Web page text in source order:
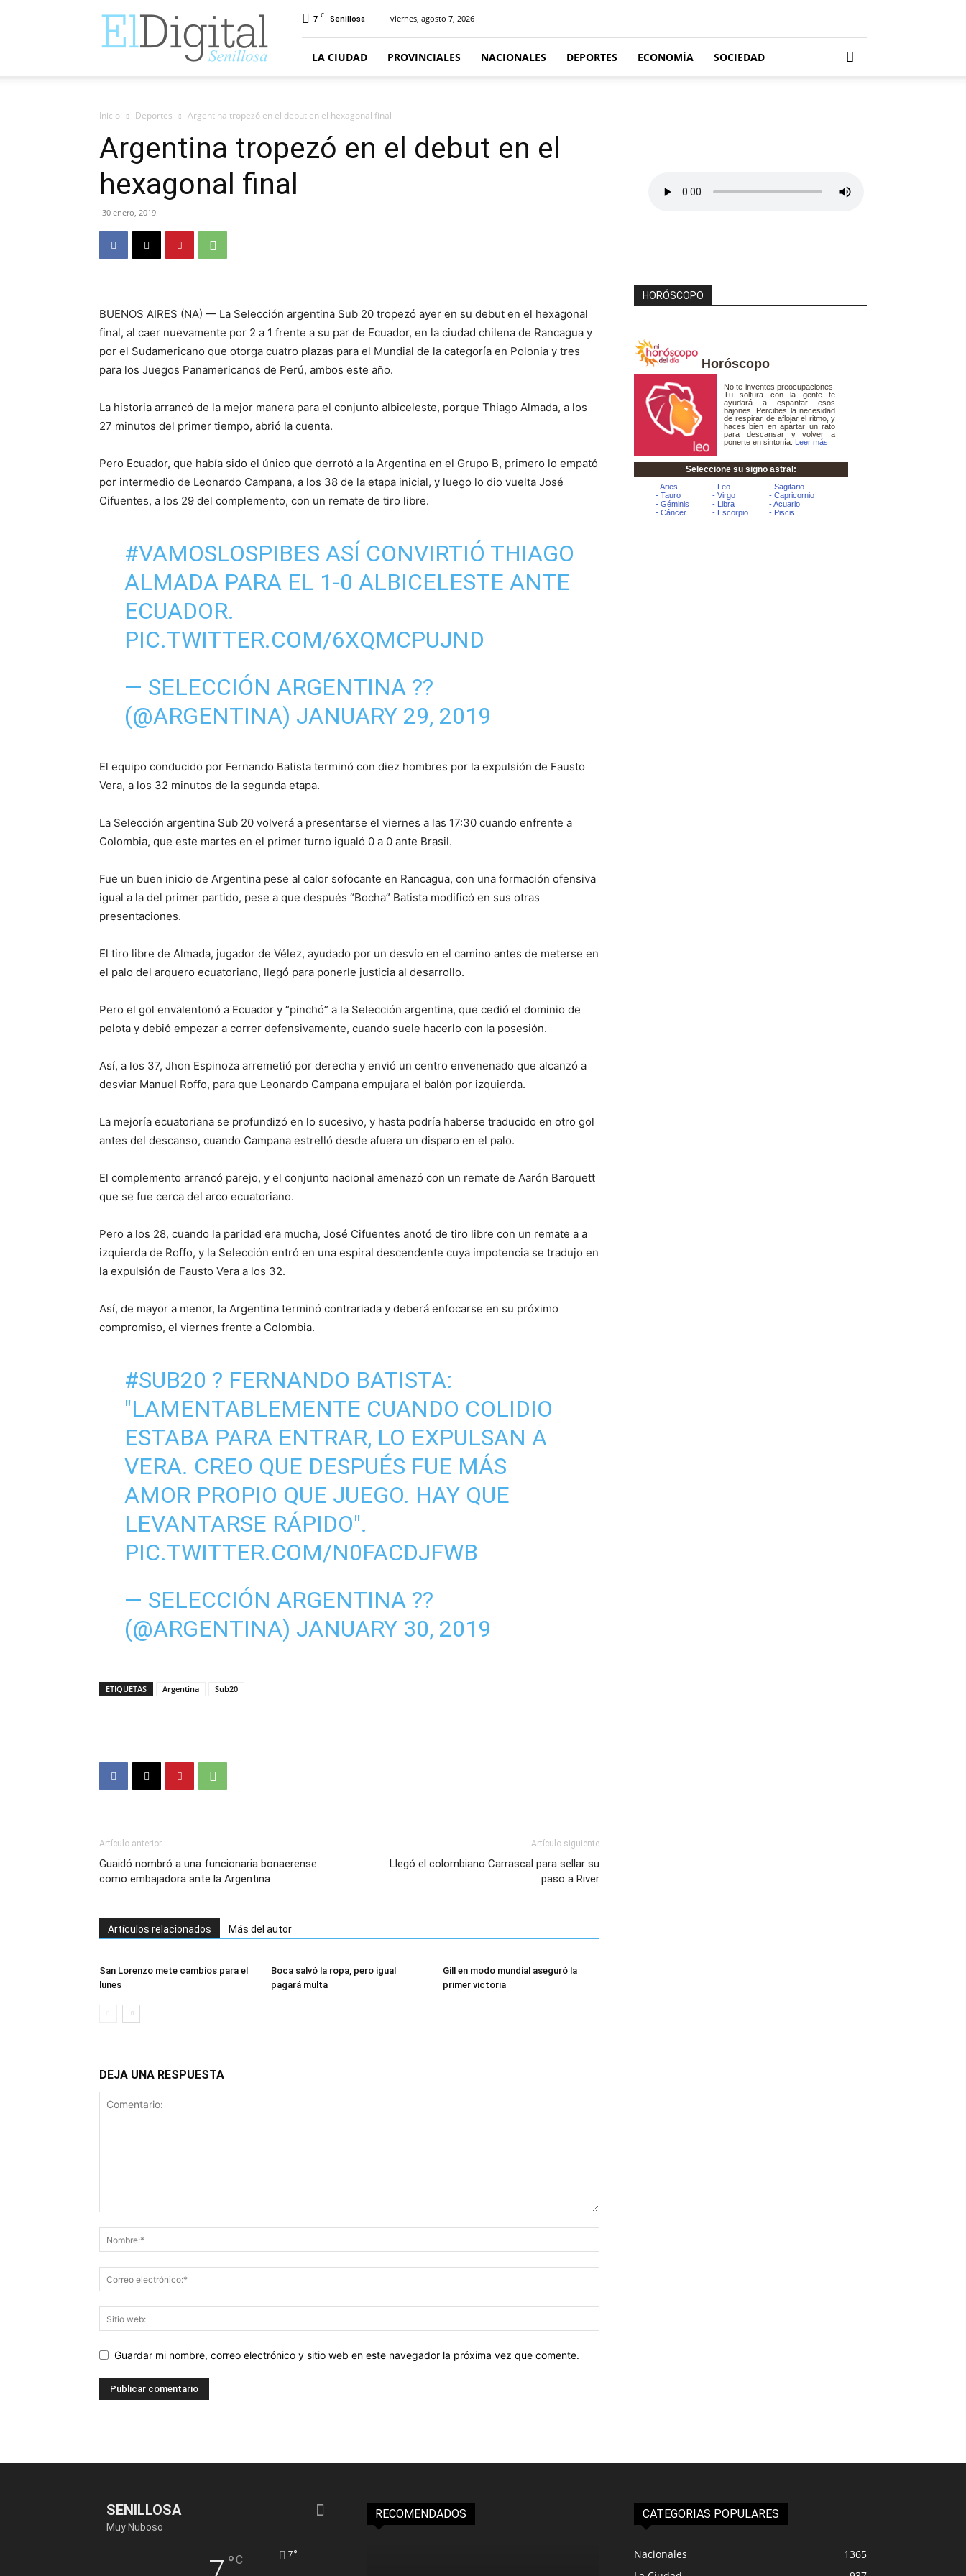
7 C Senillosa viernes, agosto 7, 2026
LA CIUDAD PROVINCIALES NACIONALES DEPORTES ECONOMÍA SOCIEDAD
Inicio Deportes Argentina tropezó en el debut en el hexagonal final
Argentina tropezó en el debut en el
hexagonal final
30 enero, 2019
BUENOS AIRES (NA) — La Selección argentina Sub 20 tropezó ayer en su debut en el hexagonal
final, al caer nuevamente por 2 a 1 frente a su par de Ecuador, en la ciudad chilena de Rancagua y
por el Sudamericano que otorga cuatro plazas para el Mundial de la categoría en Polonia y tres
para los Juegos Panamericanos de Perú, ambos este año.
La historia arrancó de la mejor manera para el conjunto albiceleste, porque Thiago Almada, a los
27 minutos del primer tiempo, abrió la cuenta.
Pero Ecuador, que había sido el único que derrotó a la Argentina en el Grupo B, primero lo empató
por intermedio de Leonardo Campana, a los 38 de la etapa inicial, y luego lo dio vuelta José
Cifuentes, a los 29 del complemento, con un remate de tiro libre.
#VAMOSLOSPIBES ASÍ CONVIRTIÓ THIAGO
ALMADA PARA EL 1-0 ALBICELESTE ANTE
ECUADOR.
PIC.TWITTER.COM/6XQMCPUJND
— SELECCIÓN ARGENTINA ??
(@ARGENTINA) JANUARY 29, 2019
El equipo conducido por Fernando Batista terminó con diez hombres por la expulsión de Fausto
Vera, a los 32 minutos de la segunda etapa.
La Selección argentina Sub 20 volverá a presentarse el viernes a las 17:30 cuando enfrente a
Colombia, que este martes en el primer turno igualó 0 a 0 ante Brasil.
Fue un buen inicio de Argentina pese al calor sofocante en Rancagua, con una formación ofensiva
igual a la del primer partido, pese a que después “Bocha” Batista modificó en sus otras
presentaciones.
El tiro libre de Almada, jugador de Vélez, ayudado por un desvío en el camino antes de meterse en
el palo del arquero ecuatoriano, llegó para ponerle justicia al desarrollo.
Pero el gol envalentonó a Ecuador y “pinchó” a la Selección argentina, que cedió el dominio de
pelota y debió empezar a correr defensivamente, cuando suele hacerlo con la posesión.
Así, a los 37, Jhon Espinoza arremetió por derecha y envió un centro envenenado que alcanzó a
desviar Manuel Roffo, para que Leonardo Campana empujara el balón por izquierda.
La mejoría ecuatoriana se profundizó en lo sucesivo, y hasta podría haberse traducido en otro gol
antes del descanso, cuando Campana estrelló desde afuera un disparo en el palo.
El complemento arrancó parejo, y el conjunto nacional amenazó con un remate de Aarón Barquett
que se fue cerca del arco ecuatoriano.
Pero a los 28, cuando la paridad era mucha, José Cifuentes anotó de tiro libre con un remate a a
izquierda de Roffo, y la Selección entró en una espiral descendente cuya impotencia se tradujo en
la expulsión de Fausto Vera a los 32.
Así, de mayor a menor, la Argentina terminó contrariada y deberá enfocarse en su próximo
compromiso, el viernes frente a Colombia.
#SUB20 ? FERNANDO BATISTA:
"LAMENTABLEMENTE CUANDO COLIDIO
ESTABA PARA ENTRAR, LO EXPULSAN A
VERA. CREO QUE DESPUÉS FUE MÁS
AMOR PROPIO QUE JUEGO. HAY QUE
LEVANTARSE RÁPIDO".
PIC.TWITTER.COM/N0FACDJFWB
— SELECCIÓN ARGENTINA ??
(@ARGENTINA) JANUARY 30, 2019
ETIQUETAS Argentina Sub20
Artículo anterior
Guaidó nombró a una funcionaria bonaerense
como embajadora ante la Argentina
Artículo siguiente
Llegó el colombiano Carrascal para sellar su
paso a River
Artículos relacionados Más del autor
San Lorenzo mete cambios para el
lunes
Boca salvó la ropa, pero igual
pagará multa
Gill en modo mundial aseguró la
primer victoria
DEJA UNA RESPUESTA
Guardar mi nombre, correo electrónico y sitio web en este navegador la próxima vez que comente.
HORÓSCOPO
Horóscopo
SENILLOSA
Muy Nuboso
°C 7°
RECOMENDADOS CATEGORIAS POPULARES
Nacionales
1365